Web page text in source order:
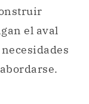
el aval